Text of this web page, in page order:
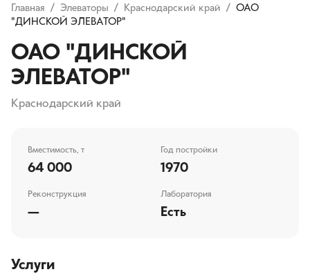
Главная / Элеваторы / Краснодарский край / ОАО
"ДИНСКОЙ ЭЛЕВАТОР"
ОАО "ДИНСКОЙ
ЭЛЕВАТОР"
Краснодарский край
Вместимость, т
64 000
Год постройки
1970
Реконструкция
—
Лаборатория
Есть
Услуги